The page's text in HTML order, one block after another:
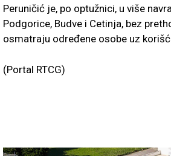
Peruničić je, po optužnici, u više
Podgorice, Budve i Cetinja, bez
osmatraju određene osobe uz
(Portal RTCG)